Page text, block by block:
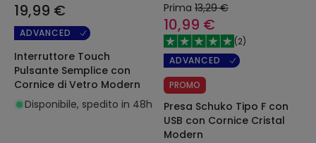
19,99 €
ADVANCED
Interruttore Touch
Pulsante Semplice con
Cornice di Vetro Modern
Disponibile, spedito in 48h
Prima 13,29 €
10,99 €
(2)
ADVANCED
PROMO
Presa Schuko Tipo F con
USB con Cornice Cristal
Modern